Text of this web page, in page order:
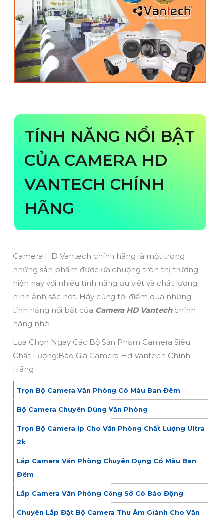
TÍNH NĂNG NỔI BẬT
CỦA CAMERA HD
VANTECH CHÍNH
HÃNG
Camera HD Vantech chính hãng là một trong
những sản phẩm được ưa chuộng trên thị trường
hiện nay với nhiều tính năng ưu việt và chất lượng
hình ảnh sắc nét. Hãy cùng tôi điểm qua những
tính năng nổi bật của Camera HD Vantechchính
hãng nhé.
Lựa Chọn Ngay Các Bộ Sản Phẩm Camera Siêu
Chất Lượng:Báo Giá Camera Hd Vantech Chính
Hãng
Trọn Bộ Camera Văn Phòng Có Màu Ban Đêm
Bộ Camera Chuyên Dùng Văn Phòng
Trọn Bộ Camera Ip Cho Văn Phòng Chất Lượng Ultra
2k
Lắp Camera Văn Phòng Chuyên Dụng Có Màu Ban
Đêm
Lắp Camera Văn Phòng Công Sở Có Báo Động
Chuyên Lắp Đặt Bộ Camera Thu Âm Giành Cho Văn